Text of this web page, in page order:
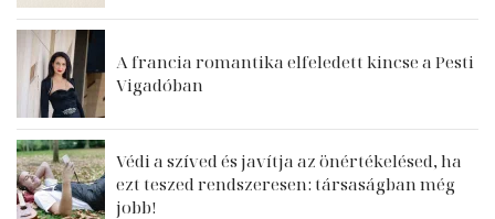
A francia romantika elfeledett kincse a Pesti
Vigadóban
Védi a szíved és javítja az önértékelésed, ha
ezt teszed rendszeresen: társaságban még
jobb!